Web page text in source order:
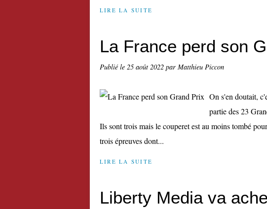
LIRE LA SUITE
La France perd son
Publié le 25 août 2022 par Matthieu Piccon
On s'en doutait,
partie des 23
Ils sont trois mais le couperet est au moins tombé
trois épreuves dont...
LIRE LA SUITE
Liberty Media va